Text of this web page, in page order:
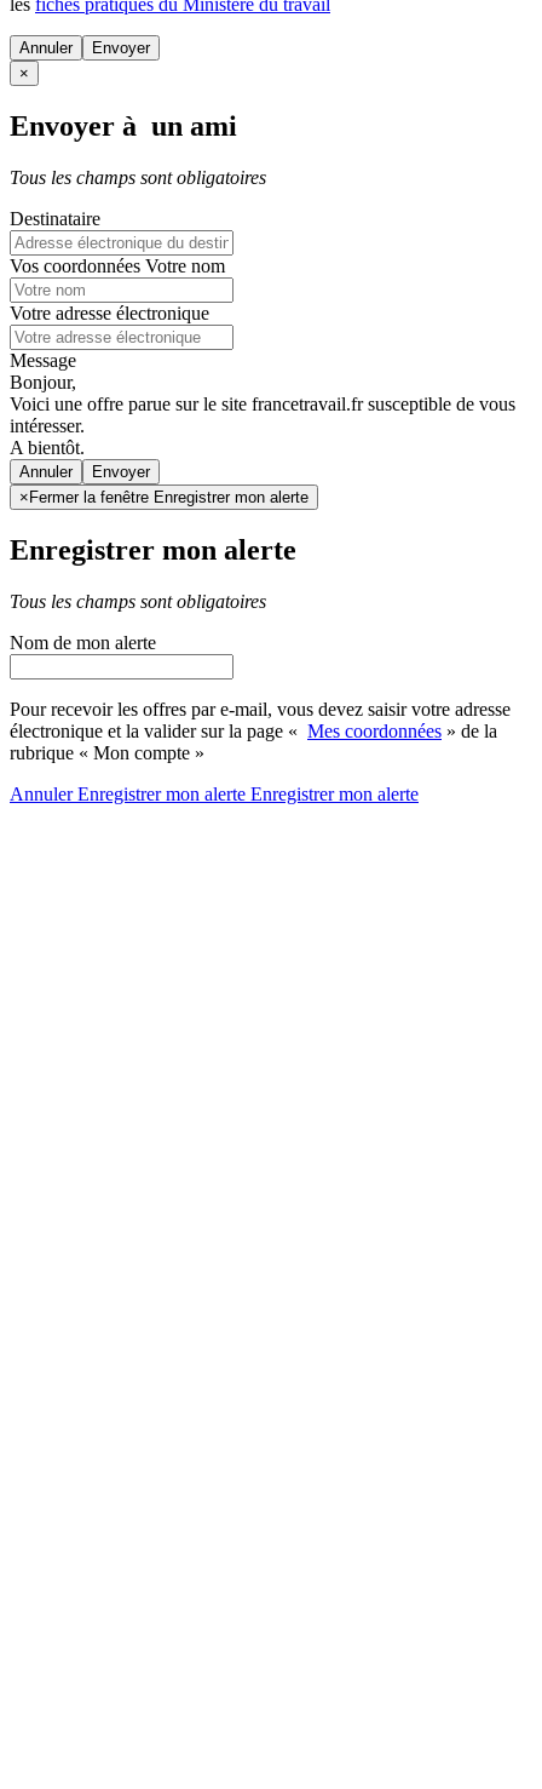
les fiches pratiques du Ministère du travail
Annuler
×
Envoyer à un ami
Tous les champs sont obligatoires
Destinataire
Vos coordonnées Votre nom
Votre adresse électronique
Message
Bonjour,
Voici une offre parue sur le site francetravail.fr susceptible de vous
intéresser.
A bientôt.
Annuler
× Fermer la fenêtre Enregistrer mon alerte
Enregistrer mon alerte
Tous les champs sont obligatoires
Nom de mon alerte
Pour recevoir les offres par e-mail, vous devez saisir votre adresse
électronique et la valider sur la page « Mes coordonnées » de la
rubrique « Mon compte »
AnnulerEnregistrer mon alerte Enregistrermon alerte